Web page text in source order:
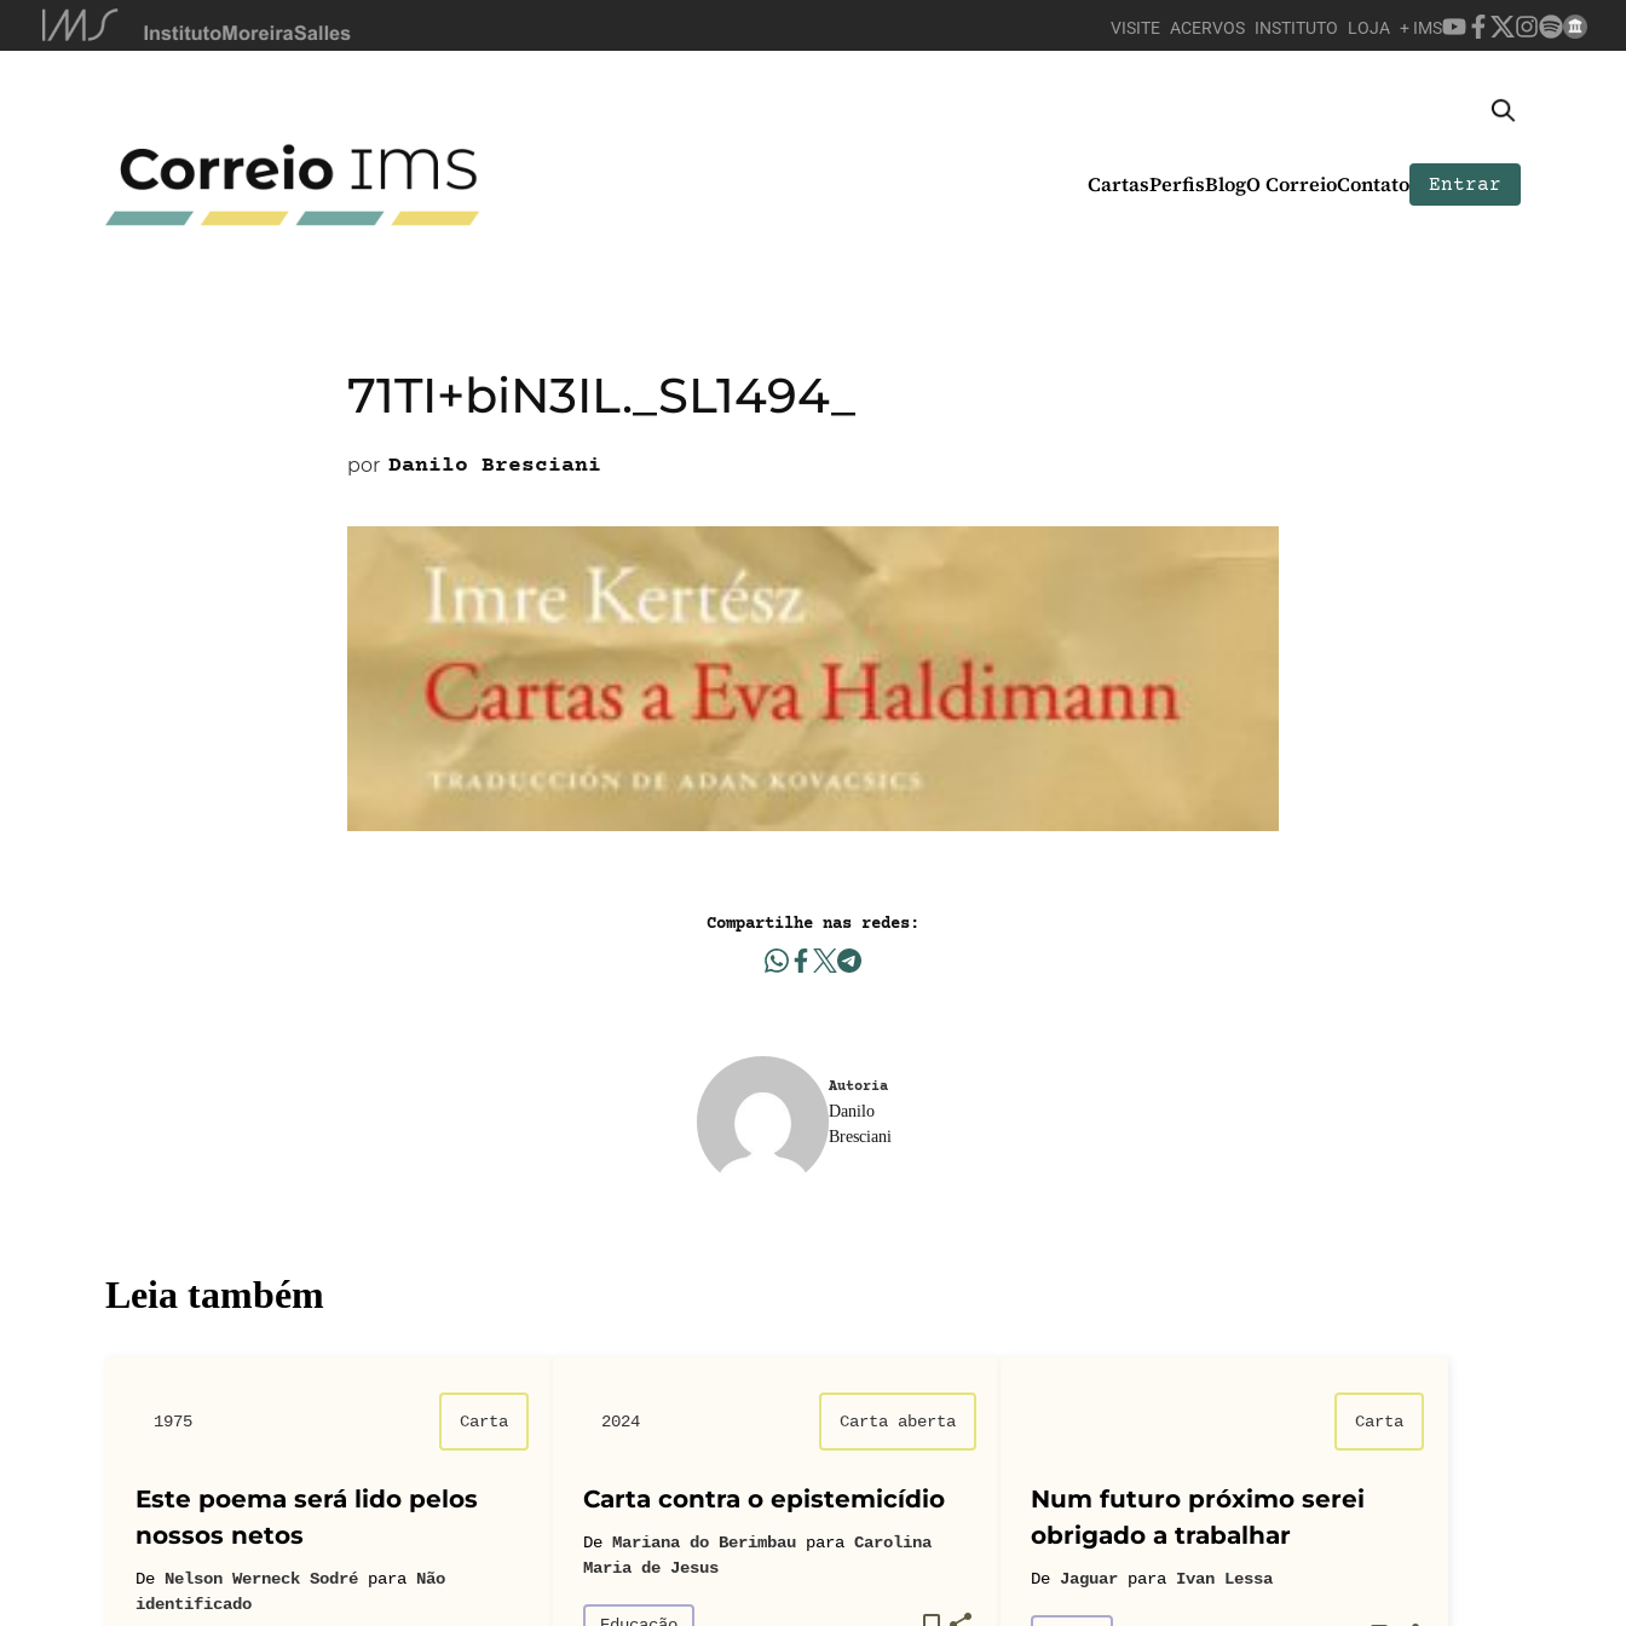
VISITE ACERVOS INSTITUTO LOJA + IMS
CartasPerfisBlogO CorreioContato Entrar
71TI+biN3IL._SL1494_
por Danilo Bresciani
Compartilhe nas redes:
Autoria
Danilo
Bresciani
Leia também
1975 Carta
Este poema será lido pelos
nossos netos
De Nelson Werneck Sodré para Não
identificado
2024 Carta aberta
Carta contra o epistemicídio
De Mariana do Berimbau para Carolina
Maria de Jesus
Carta
Num futuro próximo serei
obrigado a trabalhar
De Jaguar para Ivan Lessa